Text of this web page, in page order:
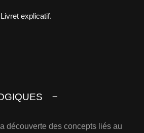
explicatif.
découverte des concepts liés au